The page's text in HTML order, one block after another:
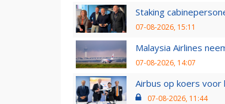
Staking
07-08-2026, 15:11
Malaysia Airlines
07-08-2026, 14:07
Airbus op koers
07-08-2026, 11:44